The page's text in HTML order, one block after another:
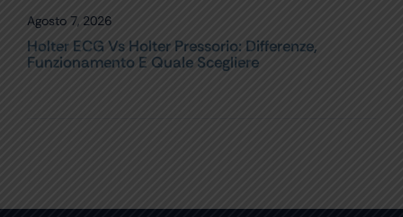
Agosto 7, 2026
Holter ECG Vs Holter Pressorio: Differenze,
Funzionamento E Quale Scegliere